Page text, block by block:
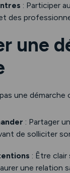
: Participer
des
une
une
: Partager
de solliciter
: Être
une relation